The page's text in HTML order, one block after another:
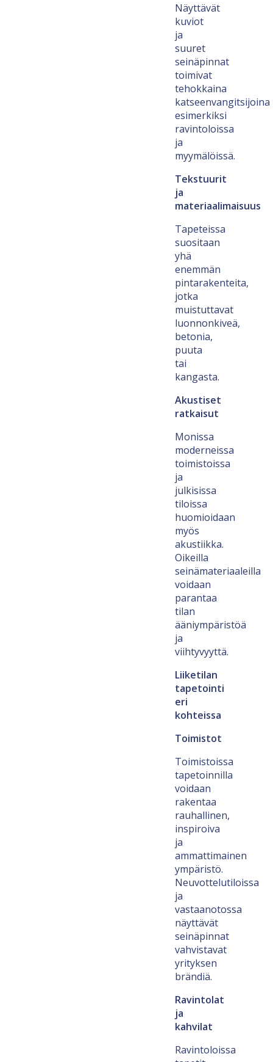
Näyttävät
kuviot
ja
suuret
seinäpinnat
toimivat
tehokkaina
katseenvangitsijoina
esimerkiksi
ravintoloissa
ja
myymälöissä.
Tekstuurit
ja
materiaalimaisuus
Tapeteissa
suositaan
yhä
enemmän
pintarakenteita,
jotka
muistuttavat
luonnonkiveä,
betonia,
puuta
tai
kangasta.
Akustiset
ratkaisut
Monissa
moderneissa
toimistoissa
ja
julkisissa
tiloissa
huomioidaan
myös
akustiikka.
Oikeilla
seinämateriaaleilla
voidaan
parantaa
tilan
ääniympäristöä
ja
viihtyvyyttä.
Liiketilan
tapetointi
eri
kohteissa
Toimistot
Toimistoissa
tapetoinnilla
voidaan
rakentaa
rauhallinen,
inspiroiva
ja
ammattimainen
ympäristö.
Neuvottelutiloissa
ja
vastaanotossa
näyttävät
seinäpinnat
vahvistavat
yrityksen
brändiä.
Ravintolat
ja
kahvilat
Ravintoloissa